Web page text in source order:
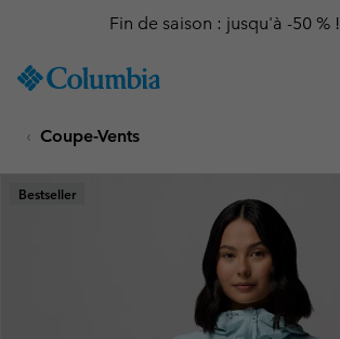
TO
SKIP
MAIN
NAV
Fin de saison : jusqu'à -50 % !
Coupe-Vents
Bestseller